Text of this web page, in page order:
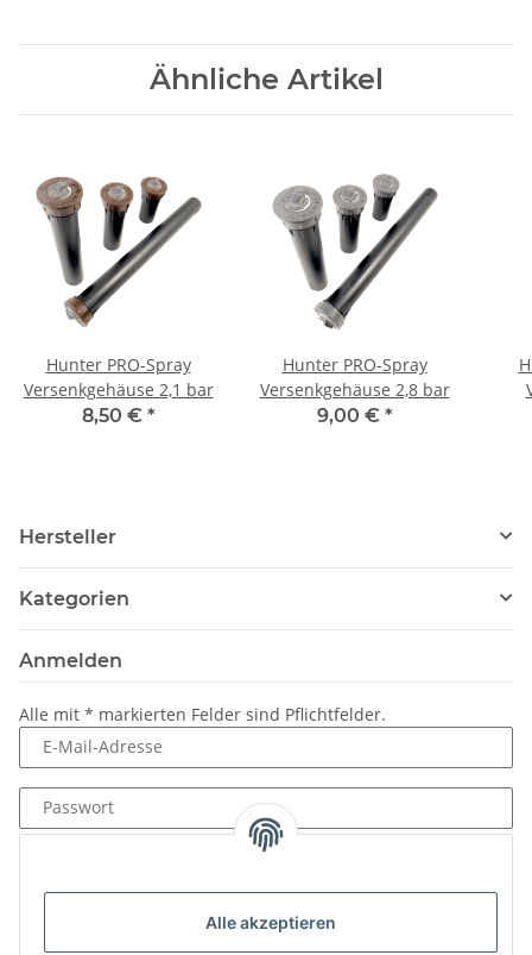
Alle akzeptieren
Ähnliche Artikel
Hunter PRO-Spray
Versenkgehäuse 2,1 bar
8,50 € *
Hunter PRO-Spray
Versenkgehäuse 2,8 bar
9,00 € *
Hersteller
Kategorien
Anmelden
Alle mit * markierten Felder sind Pflichtfelder.
E-Mail-Adresse
Passwort